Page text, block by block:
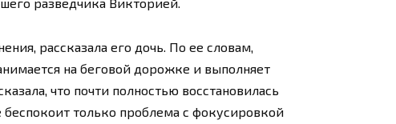
разведчика Викторией.
рассказала его дочь. По ее словам,
на беговой дорожке и выполняет
что почти полностью восстановилась
беспокоит только проблема с фокусировкой